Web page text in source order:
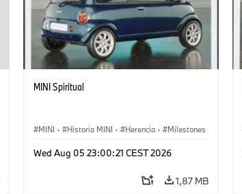
MINI Spiritual
MINI · Historia MINI · Herencia · Milestones
Wed Aug 05 23:00:21 CEST 2026
1,87 MB